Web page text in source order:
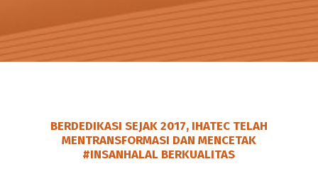
#INSANHALALBERKUALITAS